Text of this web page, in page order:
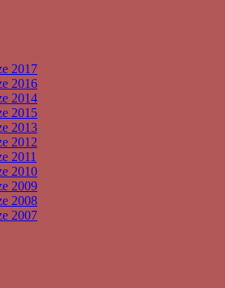
2017
2016
2014
2015
2013
2012
2011
2010
2009
2008
2007